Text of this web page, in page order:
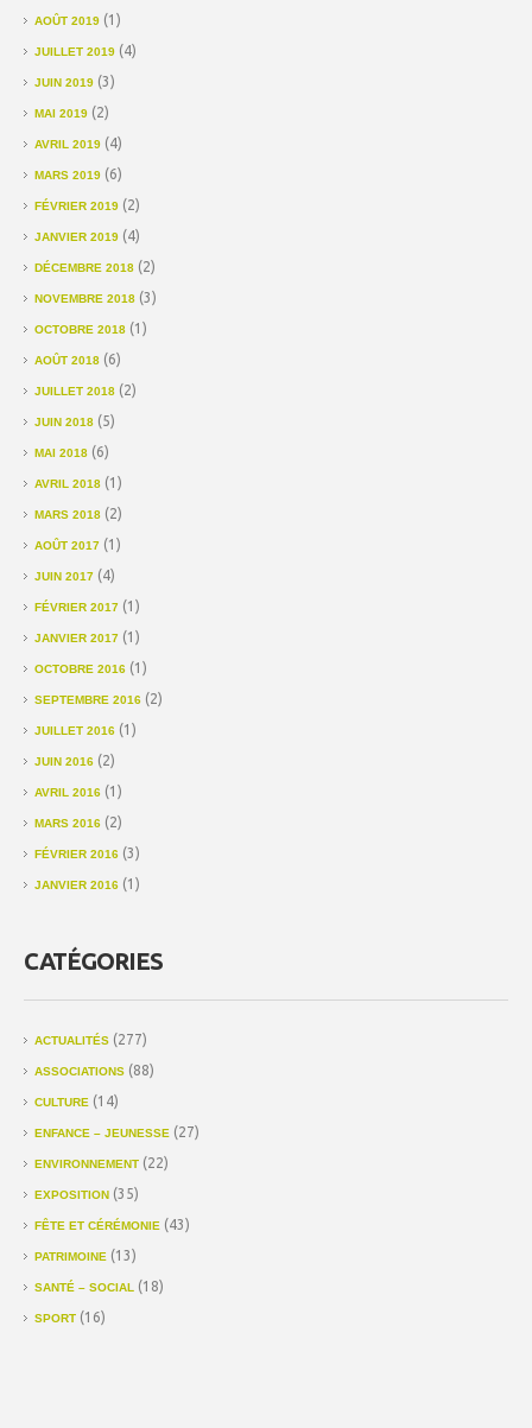
AOÛT 2019 (1)
JUILLET 2019 (4)
JUIN 2019 (3)
MAI 2019 (2)
AVRIL 2019 (4)
MARS 2019 (6)
FÉVRIER 2019 (2)
JANVIER 2019 (4)
DÉCEMBRE 2018 (2)
NOVEMBRE 2018 (3)
OCTOBRE 2018 (1)
AOÛT 2018 (6)
JUILLET 2018 (2)
JUIN 2018 (5)
MAI 2018 (6)
AVRIL 2018 (1)
MARS 2018 (2)
AOÛT 2017 (1)
JUIN 2017 (4)
FÉVRIER 2017 (1)
JANVIER 2017 (1)
OCTOBRE 2016 (1)
SEPTEMBRE 2016 (2)
JUILLET 2016 (1)
JUIN 2016 (2)
AVRIL 2016 (1)
MARS 2016 (2)
FÉVRIER 2016 (3)
JANVIER 2016 (1)
CATÉGORIES
ACTUALITÉS (277)
ASSOCIATIONS (88)
CULTURE (14)
ENFANCE – JEUNESSE (27)
ENVIRONNEMENT (22)
EXPOSITION (35)
FÊTE ET CÉRÉMONIE (43)
PATRIMOINE (13)
SANTÉ – SOCIAL (18)
SPORT (16)